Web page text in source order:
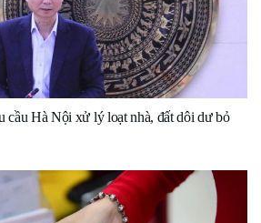
cầu Hà Nội xử lý loạt nhà, đất dôi dư bỏ